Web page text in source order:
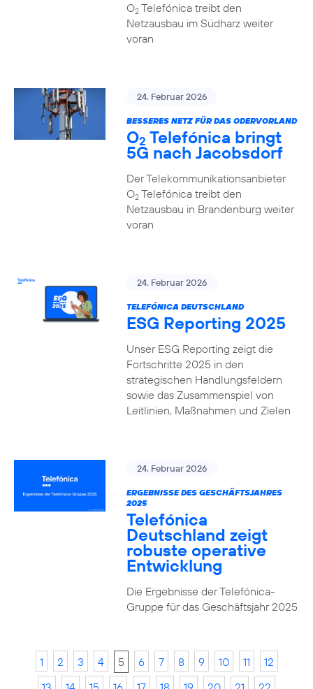
O2Telefónica treibt den
Netzausbau im Südharz weiter
voran
24. Februar 2026
BESSERES NETZ FÜR DAS ODERVORLAND
O2 Telefónica bringt
5G nach Jacobsdorf
Der Telekommunikationsanbieter
O2Telefónica treibt den
Netzausbau in Brandenburg weiter
voran
24. Februar 2026
TELEFÓNICA DEUTSCHLAND
ESG Reporting 2025
Unser ESG Reporting zeigt die
Fortschritte 2025 in den
strategischen Handlungsfeldern
sowie das Zusammenspiel von
Leitlinien, Maßnahmen und Zielen
24. Februar 2026
ERGEBNISSE DES GESCHÄFTSJAHRES
2025
Telefónica
Deutschland zeigt
robuste operative
Entwicklung
Die Ergebnisse der Telefónica-
Gruppe für das Geschäftsjahr 2025
1 2 3 4 5 6 7 8 9 10 11
12